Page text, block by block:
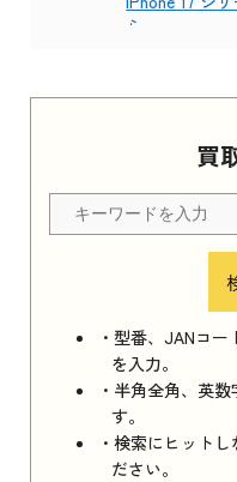
買
・型番、JANコ
を入力。
・半角全角、英
す。
・検索にヒット
ださい。
ら
Apple Watch
ちら
iPhone 16e シ
iPhone 16e シ
ら
iPad 11インチ